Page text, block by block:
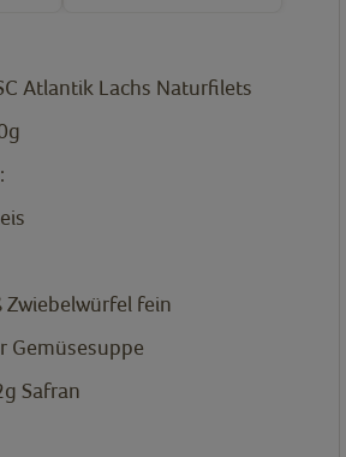
Atlantik Lachs Naturfilets
Zwiebelwürfel fein
Gemüsesuppe
Safran